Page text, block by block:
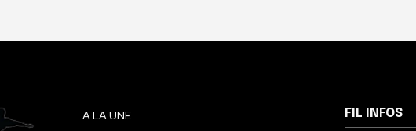
A LA UNE
FIL INFOS